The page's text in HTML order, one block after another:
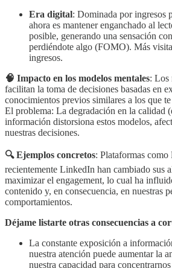
Era digital: Dominada por ingresos
ahora es mantener enganchado al
posible, generando una sensación
perdiéndote algo (FOMO). Más
ingresos.
🧠 Impacto en los modelos mentales: Los
facilitan la toma de decisiones basadas en
conocimientos previos similares a los que
El problema: La degradación en la calidad
información distorsiona estos modelos,
nuestras decisiones.
🔍 Ejemplos concretos: Plataformas como
recientemente LinkedIn han cambiado sus
maximizar el engagement, lo cual ha
contenido y, en consecuencia, en nuestras
comportamientos.
Déjame listarte otras consecuencias a
La constante exposición a
nuestra atención puede aumentar la
nuestra capacidad para